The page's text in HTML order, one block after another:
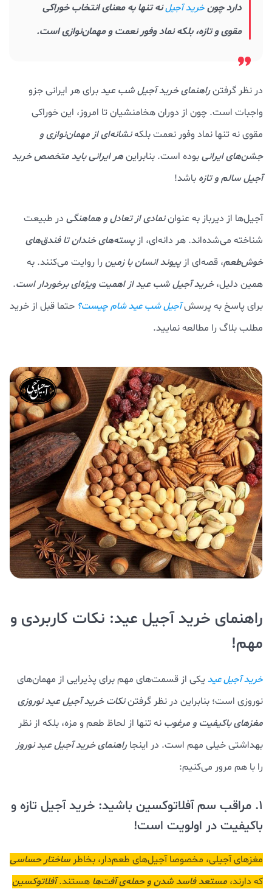
دارد چونخرید آجیلنه تنها به معنای انتخاب خوراکی
مقوی و تازه، بلکه نماد وفور نعمت و مهمان‌نوازی است.
در نظر گرفتنراهنمای خرید آجیل شب عیدبرای هر ایرانی جزو
واجبات است. چون از دوران هخامنشیان تا امروز، این خوراکی
مقوی نه تنها نماد وفور نعمت بلکهنشانه‌ای از مهمان‌نوازی و
جشن‌های ایرانیبوده است. بنابراینهر ایرانی باید متخصص خرید
آجیل سالم و تازه باشد!
آجیل‌ها از دیرباز به عنواننمادی از تعادل و هماهنگی در طبیعت
شناخته می‌شده‌اند. هر دانه‌ای، ازپسته‌های خندان تا فندق‌های
خوش‌طعم، قصه‌ای ازپیوند انسان با زمین را روایت می‌کنند. به
همین دلیل،خرید آجیل شب عید از اهمیت ویژه‌ای برخوردار است.
برای پاسخ به پرسشآجیل شب عید شام چیست؟ حتما قبل از خرید
مطلب بلاگ را مطالعه نمایید.
راهنمای خرید آجیل عید: نکات کاربردی و
مهم!
خرید آجیل عید یکی از قسمت‌های مهم برای پذیرایی از مهمان‌های
نوروزی است؛ بنابراین در نظر گرفتننکات خرید آجیل عید نوروزی
مغزهای باکیفیت و مرغوب نه تنها از لحاظ طعم و مزه، بلکه از نظر
بهداشتی خیلی مهم است. در اینجاراهنمای خرید آجیل عید نوروز
را با هم مرور می‌کنیم:
1. مراقب سم آفلاتوکسین باشید: خرید آجیل تازه و
باکیفیت در اولویت است!
مغزهای آجیلی، مخصوصا آجیل‌های طعم‌دار، بخاطر ساختار حساسی
که دارند، مستعد فاسد شدن و حمله‌ی آفت‌ها هستند.آفلاتوکسین